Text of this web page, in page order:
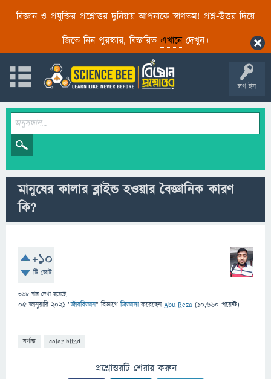
বিজ্ঞান ও প্রযুক্তির প্রশ্নোত্তর দুনিয়ায় আপনাকে স্বাগতম! প্রশ্ন-উত্তর দিয়ে
জিতে নিন পুরস্কার, বিস্তারিত এখানেদেখুন।
লগ ইন
মানুষের কালার ব্লাইন্ড হওয়ার বৈজ্ঞানিক কারণ
কি?
+10
টি ভোট
368 বার দেখা হয়েছে
05 জানুয়ারি 2021 "জীববিজ্ঞান" বিভাগে জিজ্ঞাসাকরেছেনAbu Reza (10,660 পয়েন্ট)
বর্ণান্ধ color-blind
প্রশ্নোত্তরটি শেয়ার করুন